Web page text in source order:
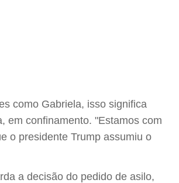
como Gabriela, isso significa
em confinamento. "Estamos com
o presidente Trump assumiu o
a decisão do pedido de asilo,